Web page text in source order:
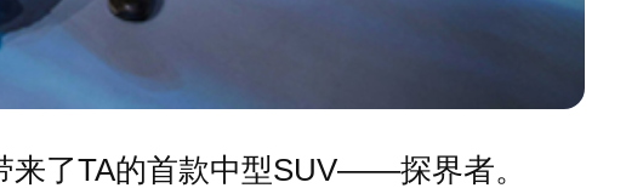
来了TA的首款中型SUV——探界者。